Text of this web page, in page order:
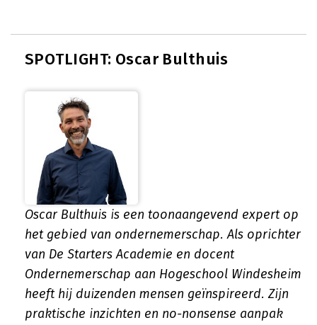
SPOTLIGHT: Oscar Bulthuis
Oscar Bulthuis is een toonaangevend expert op
het gebied van ondernemerschap. Als oprichter
van De Starters Academie en docent
Ondernemerschap aan Hogeschool Windesheim
heeft hij duizenden mensen geïnspireerd. Zijn
praktische inzichten en no-nonsense aanpak